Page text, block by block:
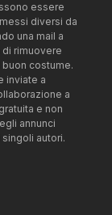
essere
diversi da
una mail a
rimuovere
costume.
inviate a
a
e non
annunci
autori.